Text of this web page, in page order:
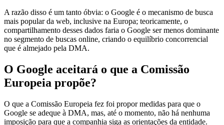
A razão disso é um tanto óbvia: o Google é o mecanismo de busca
mais popular da web, inclusive na Europa; teoricamente, o
compartilhamento desses dados faria o Google ser menos dominante
no segmento de buscas online, criando o equilíbrio concorrencial
que é almejado pela DMA.
O Google aceitará o que a Comissão
Europeia propõe?
O que a Comissão Europeia fez foi propor medidas para que o
Google se adeque à DMA, mas, até o momento, não há nenhuma
imposição para que a companhia siga as orientações da entidade.